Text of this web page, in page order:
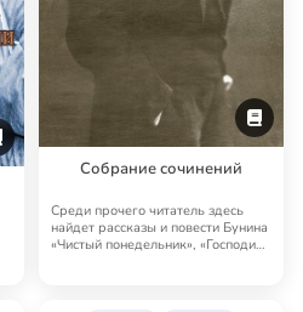
Собрание сочинений
Среди прочего читатель здесь
найдет рассказы и повести Бунина
«Чистый понедельник», «Господин